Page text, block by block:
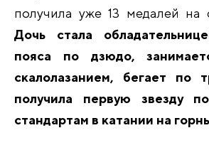
получила уже 13 медалей на
Дочь стала
пояса по дзюдо,
скалолазанием, бегает по
получила первую звезду
стандартам в катании на